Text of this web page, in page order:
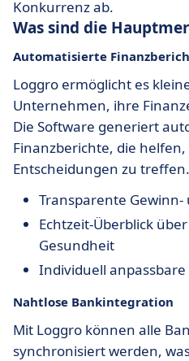
Konkurrenz ab.
Was sind die
Automatisierte
Loggro ermöglicht es
Unternehmen, ihre
Die Software generiert
Finanzberichte, die
Entscheidungen zu treffen.
Transparente
Echtzeit-Überblick
Gesundheit
Individuell
Nahtlose Bankintegration
Mit Loggro können alle
synchronisiert werden,